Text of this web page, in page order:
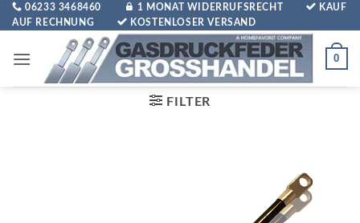
Zum
Inhalt
06233 3468460 1 MONAT WIDERRUFSRECHT
KAUF
AUF RECHNUNG
KOSTENLOSER VERSAND
0
FILTER